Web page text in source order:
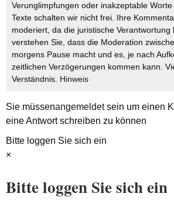
Verunglimpfungen oder inakzeptable
Texte schalten wir nicht frei. Ihre
moderiert, da die juristische Verantwortung
verstehen Sie, dass die Moderation
morgens Pause macht und es, je nach
zeitlichen Verzögerungen kommen kann.
Verständnis. Hinweis
Sie müssenangemeldetsein um einen
eine Antwort schreiben zu können
Bitte loggen Sie sich ein
×
Bitte loggen Sie sich ein